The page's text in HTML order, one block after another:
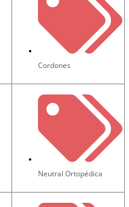
Cordones
Neutral Ortopédica